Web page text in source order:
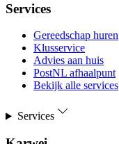
Services
Gereedschap huren
Klusservice
Advies aan huis
PostNL afhaalpunt
Bekijk alle services
Services